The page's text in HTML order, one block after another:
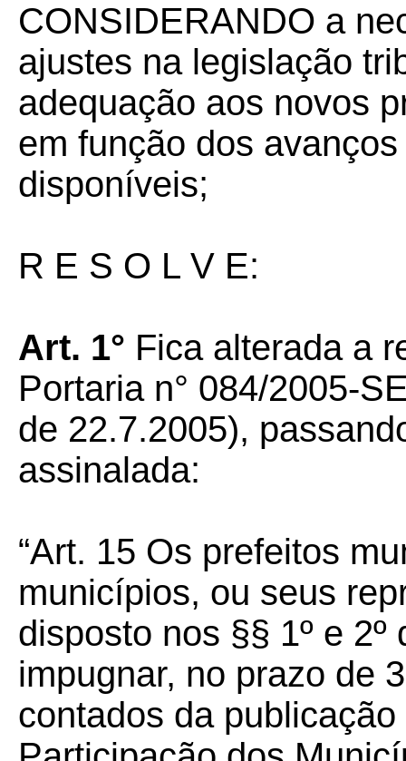
CONSIDERANDO a
ajustes na legislação
adequação aos novos
em função dos
disponíveis;
R E S O L V E:
Art. 1° Fica alterada a
Portaria n° 084/2005-
de 22.7.2005),
assinalada:
“Art. 15 Os prefeitos
municípios, ou seus
disposto nos §§ 1º e
impugnar, no prazo de
contados da